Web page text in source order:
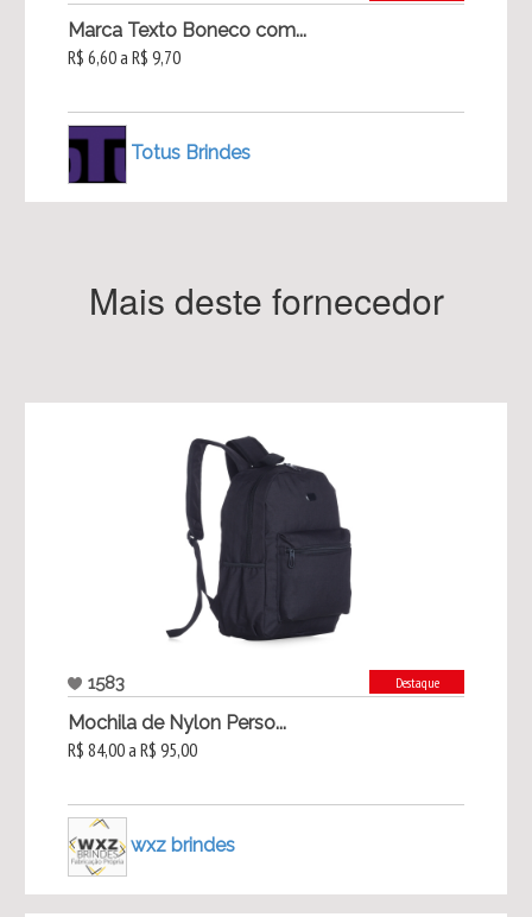
Marca Texto Boneco com...
R$ 6,60 a R$ 9,70
Totus Brindes
Mais deste fornecedor
1583 Destaque
Mochila de Nylon Perso...
R$ 84,00 a R$ 95,00
wxz brindes